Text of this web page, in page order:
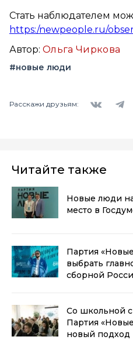
Стать наблюдателем
https:/newpeople.ru/
Автор: Ольга Чиркова
#новые люди
Расскажи друзьям:
Читайте также
Новые люди
место в
Партия
выбрать
сборной
Со школьной
Партия
новый подход